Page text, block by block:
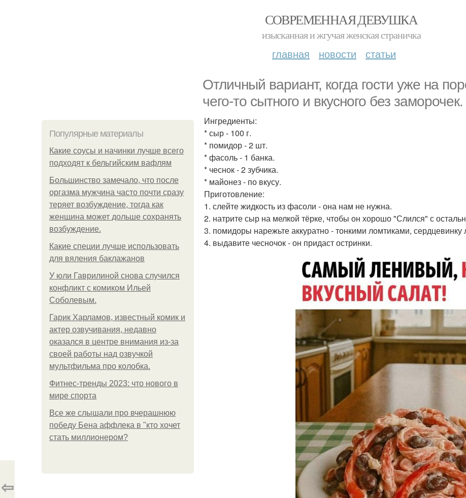
СОВРЕМЕННАЯ ДЕВУШКА
изысканная и жгучая женская страничка
главная новости статьи
Отличный вариант, когда гости уже на
чего-то сытного и вкусного без заморочек.
Популярные материалы
Какие соусы и начинки лучше всего
подходят к бельгийским вафлям
Большинство замечало, что после
оргазма мужчина часто почти сразу
теряет возбуждение, тогда как
женщина может дольше сохранять
возбуждение.
Какие специи лучше использовать
для вяления баклажанов
У юли Гаврилиной снова случился
конфликт с комиком Ильей
Соболевым.
Гарик Харламов, известный комик и
актер озвучивания, недавно
оказался в центре внимания из-за
своей работы над озвучкой
мультфильма про колобка.
Фитнес-тренды 2023: что нового в
мире спорта
Все же слышали про вчерашнюю
победу Бена аффлека в "кто хочет
стать миллионером?
Ингредиенты:
* сыр - 100 г.
* помидор - 2 шт.
* фасоль - 1 банка.
* чеснок - 2 зубчика.
* майонез - по вкусу.
Приготовление:
1. слейте жидкость из фасоли - она нам не нужна.
2. натрите сыр на мелкой тёрке, чтобы он хорошо "Слился" с
3. помидоры нарежьте аккуратно - тонкими ломтиками, сердцевинку
4. выдавите чесночок - он придаст остринки.
⇦